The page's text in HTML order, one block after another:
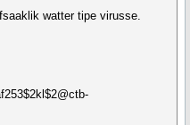
watter tipe virusse.